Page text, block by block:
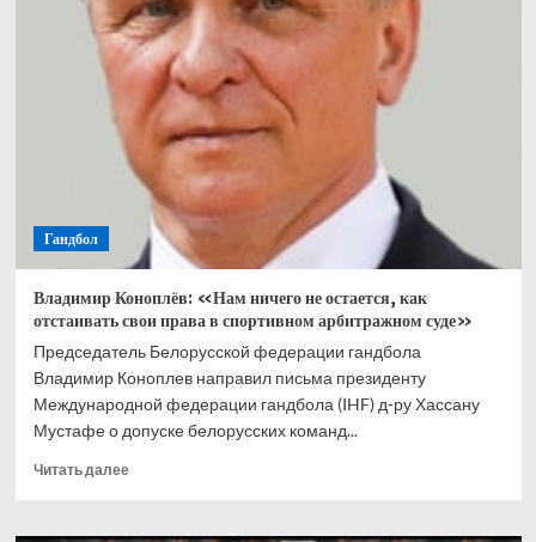
пройдут
курсы
повышения
тренерской
квалификации
Гандбол
Владимир Коноплёв: «Нам ничего не остается, как
отстаивать свои права в спортивном арбитражном суде»
Председатель Белорусской федерации гандбола
Владимир Коноплев направил письма президенту
Международной федерации гандбола (IHF) д-ру Хассану
Мустафе о допуске белорусских команд...
Читать далееПрочитать
Владимир